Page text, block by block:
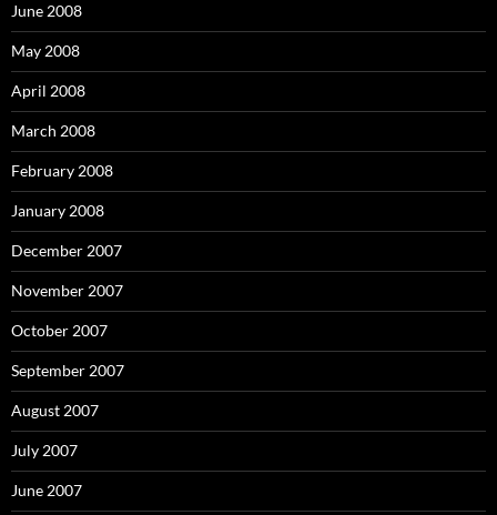
June 2008
May 2008
April 2008
March 2008
February 2008
January 2008
December 2007
November 2007
October 2007
September 2007
August 2007
July 2007
June 2007